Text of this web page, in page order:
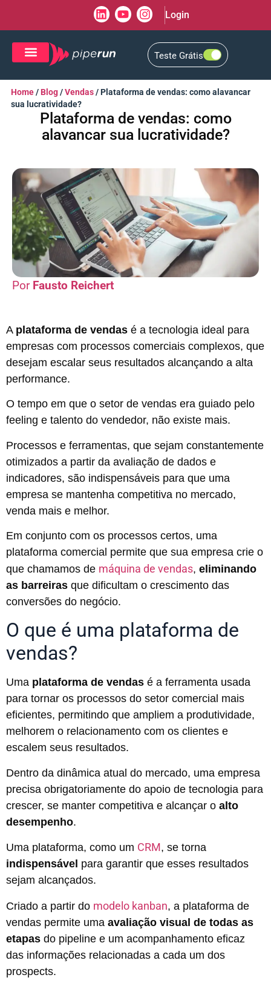
Login
Teste Grátis
Home/ Blog/Vendas/Plataforma de vendas: como alavancar
sua lucratividade?
Plataforma de vendas: como
alavancar sua lucratividade?
Fausto Reichert
A plataforma de vendas é a tecnologia ideal para
empresas com processos comerciais complexos, que
desejam escalar seus resultados alcançando a alta
performance.
O tempo em que o setor de vendas era guiado pelo
feeling e talento do vendedor, não existe mais.
Processos e ferramentas, que sejam constantemente
otimizados a partir da avaliação de dados e
indicadores, são indispensáveis para que uma
empresa se mantenha competitiva no mercado,
venda mais e melhor.
Em conjunto com os processos certos, uma
plataforma comercial permite que sua empresa crie o
que chamamos de máquina de vendas, eliminando
as barreiras que dificultam o crescimento das
conversões do negócio.
O que é uma plataforma de
vendas?
Uma plataforma de vendas é a ferramenta usada
para tornar os processos do setor comercial mais
eficientes, permitindo que ampliem a produtividade,
melhorem o relacionamento com os clientes e
escalem seus resultados.
Dentro da dinâmica atual do mercado, uma empresa
precisa obrigatoriamente do apoio de tecnologia para
crescer, se manter competitiva e alcançar o alto
desempenho.
Uma plataforma, como um CRM, se torna
indispensável para garantir que esses resultados
sejam alcançados.
Criado a partir do modelo kanban, a plataforma de
vendas permite uma avaliação visual de todas as
etapas do pipeline e um acompanhamento eficaz
das informações relacionadas a cada um dos
prospects.